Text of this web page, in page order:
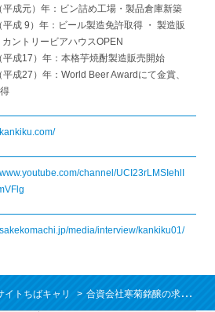
平成元）年：ビン詰め工場・製品倉庫新築
平成 9）年：ビール製造免許取得 ・ 製造販
カントリービアハウスOPEN
平成17）年：本格芋焼酎製造販売開始
成27）年：World Beer Awardにて金賞、
channel/UCI23rLMSIehlI
media/interview/kankiku01/
イトちばキャリ 合資会社寒菊銘醸の求人/就職情報